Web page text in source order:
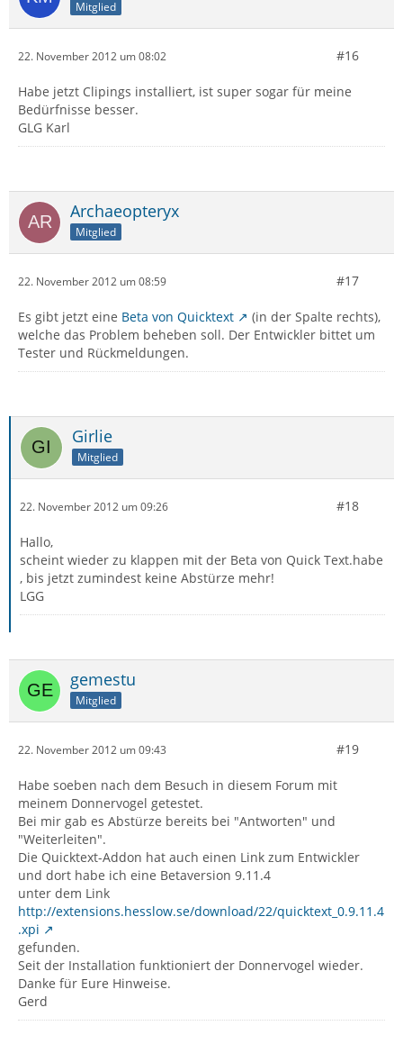
Mitglied
22. November 2012 um 08:02 #16
Habe jetzt Clipings installiert, ist super sogar für meine
Bedürfnisse besser.
GLG Karl
Archaeopteryx
Mitglied
22. November 2012 um 08:59 #17
Es gibt jetzt eine Beta von Quicktext
(in der Spalte rechts),
welche das Problem beheben soll. Der Entwickler bittet um
Tester und Rückmeldungen.
Girlie
Mitglied
22. November 2012 um 09:26 #18
Hallo,
scheint wieder zu klappen mit der Beta von Quick Text.habe
, bis jetzt zumindest keine Abstürze mehr!
LGG
gemestu
Mitglied
22. November 2012 um 09:43 #19
Habe soeben nach dem Besuch in diesem Forum mit
meinem Donnervogel getestet.
Bei mir gab es Abstürze bereits bei "Antworten" und
"Weiterleiten".
Die Quicktext-Addon hat auch einen Link zum Entwickler
und dort habe ich eine Betaversion 9.11.4
unter dem Link
http://extensions.hesslow.se/download/22/quicktext_0.9.11.4
.xpi
gefunden.
Seit der Installation funktioniert der Donnervogel wieder.
Danke für Eure Hinweise.
Gerd